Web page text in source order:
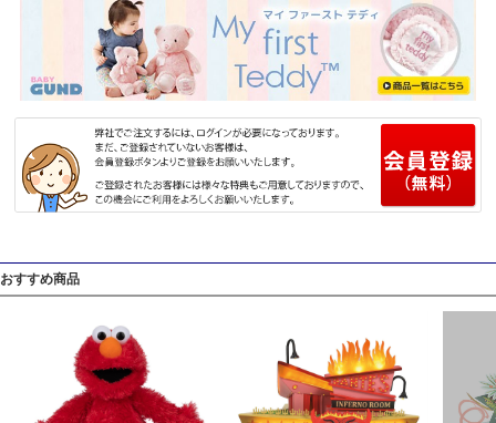
おすすめ商品